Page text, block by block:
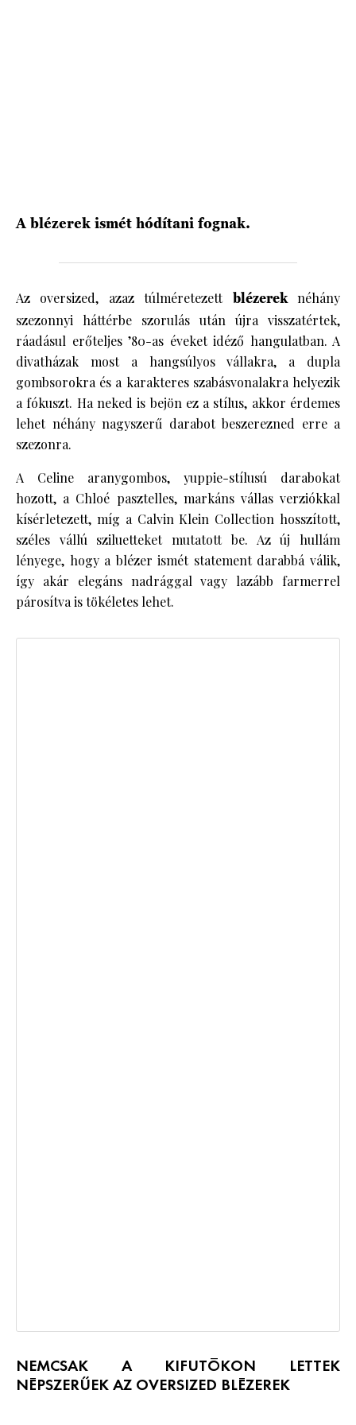
A blézerek ismét hódítani fognak.
Az oversized, azaz túlméretezettblézereknéhány
szezonnyi háttérbe szorulás után újra visszatértek,
ráadásul erőteljes ’80-as éveket idéző hangulatban. A
divatházak most a hangsúlyos vállakra, a dupla
gombsorokra és a karakteres szabásvonalakra helyezik
a fókuszt. Ha neked is bejön ez a stílus, akkor érdemes
lehet néhány nagyszerű darabot beszerezned erre a
szezonra.
A Celine aranygombos, yuppie-stílusú darabokat
hozott, a Chloé pasztelles, markáns vállas verziókkal
kísérletezett, míg a Calvin Klein Collection hosszított,
széles vállú sziluetteket mutatott be. Az új hullám
lényege, hogy a blézer ismét statement darabbá válik,
így akár elegáns nadrággal vagy lazább farmerrel
párosítva is tökéletes lehet.
NEMCSAK A KIFUTÓKON LETTEK
NÉPSZERŰEK AZ OVERSIZED BLÉZEREK